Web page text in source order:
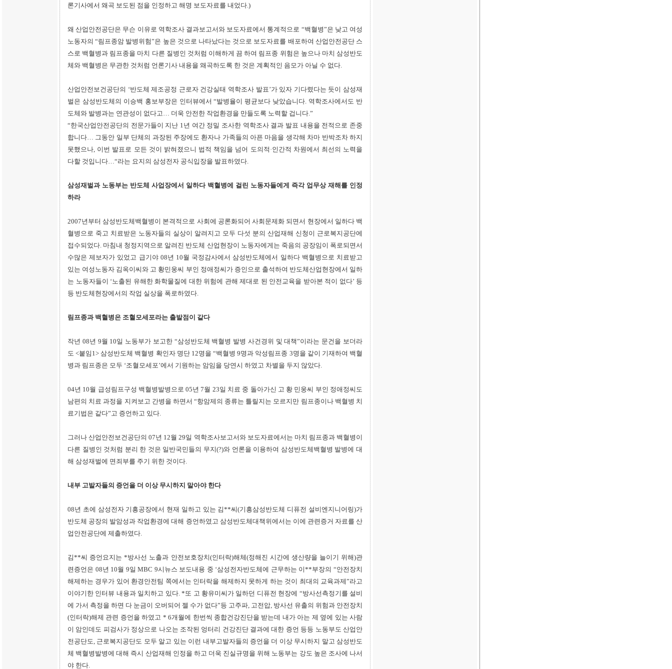
론기사에서 왜곡 보도된 점을 인정하고 해명 보도자료를 내었다.)
왜 산업안전공단은 무슨 이유로 역학조사 결과보고서와 보도자료에서 통계적으로 “백혈병”은 낮고 여성
노동자의 “림프종암 발병위험”은 높은 것으로 나타났다는 것으로 보도자료를 배포하여 산업안전공단 스
스로 백혈병과 림프종을 마치 다른 질병인 것처럼 이해하게 끔 하여 림프종 위험은 높으나 마치 삼성반도
체와 백혈병은 무관한 것처럼 언론기사 내용을 왜곡하도록 한 것은 계획적인 음모가 아닐 수 없다.
산업안전보건공단의 ‘반도체 제조공정 근로자 건강실태 역학조사 발표’가 있자 기다렸다는 듯이 삼성재
벌은 삼성반도체의 이승백 홍보부장은 인터뷰에서 “발병율이 평균보다 낮았습니다. 역학조사에서도 반
도체와 발병과는 연관성이 없다고… 더욱 안전한 작업환경을 만들도록 노력할 겁니다.”
“한국산업안전공단의 전문가들이 지난 1년 여간 정밀 조사한 역학조사 결과 발표 내용을 전적으로 존중
합니다… 그동안 일부 단체의 과장된 주장에도 환자나 가족들의 아픈 마음을 생각해 차마 반박조차 하지
못했으나, 이번 발표로 모든 것이 밝혀졌으니 법적 책임을 넘어 도의적·인간적 차원에서 최선의 노력을
다할 것입니다…“라는 요지의 삼성전자 공식입장을 발표하였다.
삼성재벌과 노동부는 반도체 사업장에서 일하다 백혈병에 걸린 노동자들에게 즉각 업무상 재해를 인정
하라
2007년부터 삼성반도체백혈병이 본격적으로 사회에 공론화되어 사회문제화 되면서 현장에서 일하다 백
혈병으로 죽고 치료받은 노동자들의 실상이 알려지고 모두 다섯 분의 산업재해 신청이 근로복지공단에
접수되었다. 마침내 청정지역으로 알려진 반도체 산업현장이 노동자에게는 죽음의 공장임이 폭로되면서
수많은 제보자가 있었고 급기야 08년 10월 국정감사에서 삼성반도체에서 일하다 백혈병으로 치료받고
있는 여성노동자 김옥이씨와 고 황민웅씨 부인 정애정씨가 증인으로 출석하여 반도체산업현장에서 일하
는 노동자들이 ‘노출된 유해한 화학물질에 대한 위험에 관해 제대로 된 안전교육을 받아본 적이 없다’ 등
등 반도체현장에서의 작업 실상을 폭로하였다.
림프종과 백혈병은 조혈모세포라는 출발점이 같다
작년 08년 9월 10일 노동부가 보고한 “삼성반도체 백혈병 발병 사건경위 및 대책”이라는 문건을 보더라
도 <붙임1> 삼성반도체 백혈병 확인자 명단 12명을 “백혈병 9명과 악성림프종 3명을 같이 기재하여 백혈
병과 림프종은 모두 ‘조혈모세포’에서 기원하는 암임을 당연시 하였고 차별을 두지 않았다.
04년 10월 급성림프구성 백혈병발병으로 05년 7월 23일 치료 중 돌아가신 고 황 민웅씨 부인 정애정씨도
남편의 치료 과정을 지켜보고 간병을 하면서 “항암제의 종류는 틀릴지는 모르지만 림프종이나 백혈병 치
료기법은 같다”고 증언하고 있다.
그러나 산업안전보건공단의 07년 12월 29일 역학조사보고서와 보도자료에서는 마치 림프종과 백혈병이
다른 질병인 것처럼 분리 한 것은 일반국민들의 무지(?)와 언론을 이용하여 삼성반도체백혈병 발병에 대
해 삼성재벌에 면죄부를 주기 위한 것이다.
내부 고발자들의 증언을 더 이상 무시하지 말아야 한다
08년 초에 삼성전자 기흥공장에서 현재 일하고 있는 김**씨(기흥삼성반도체 디퓨전 설비엔지니어링)가
반도체 공장의 발암성과 작업환경에 대해 증언하였고 삼성반도체대책위에서는 이에 관련증거 자료를 산
업안전공단에 제출하였다.
김**씨 증언요지는 *방사선 노출과 안전보호장치(인터락)해체(정해진 시간에 생산량을 늘이기 위해)관
련증언은 08년 10월 9일 MBC 9시뉴스 보도내용 중 ‘삼성전자반도체에 근무하는 이**부장의 “안전장치
해제하는 경우가 있어 환경안전팀 쪽에서는 인터락을 해제하지 못하게 하는 것이 최대의 교육과제”라고
이야기한 인터뷰 내용과 일치하고 있다. *또 고 황유미씨가 일하던 디퓨전 현장에 “방사선측정기를 설비
에 가서 측정을 하면 다 눈금이 오버되어 젤 수가 없다”등 고주파, 고전압, 방사선 유출의 위험과 안전장치
(인터락)해제 관련 증언을 하였고 * 6개월에 한번씩 종합건강진단을 받는데 내가 아는 제 옆에 있는 사람
이 암인데도 피검사가 정상으로 나오는 조작된 엉터리 건강진단 결과에 대한 증언 등등 노동부도 산업안
전공단도, 근로복지공단도 모두 알고 있는 이런 내부고발자들의 증언을 더 이상 무시하지 말고 삼성반도
체 백혈병발병에 대해 즉시 산업재해 인정을 하고 더욱 진실규명을 위해 노동부는 강도 높은 조사에 나서
야 한다.